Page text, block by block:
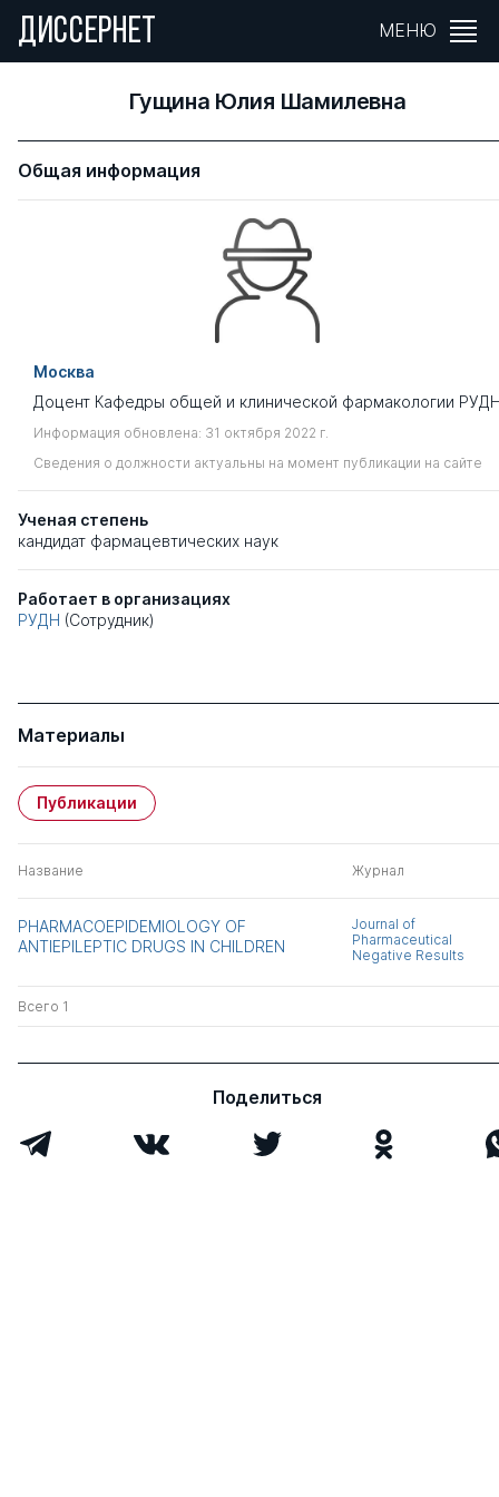
ДИССЕРНЕТ МЕНЮ
Гущина Юлия Шамилевна
Общая информация
Москва
Доцент Кафедры общей и клинической фармакологии
Информация обновлена: 31 октября 2022 г.
Сведения о должности актуальны на момент публикации на сайте
Ученая степень
кандидат фармацевтических наук
Работает в организациях
РУДН (Сотрудник)
Материалы
Публикации
Название Журнал
PHARMACOEPIDEMIOLOGY OF
ANTIEPILEPTIC DRUGS IN CHILDREN
Journal of
Pharmaceutical
Negative Results
Всего 1
Поделиться